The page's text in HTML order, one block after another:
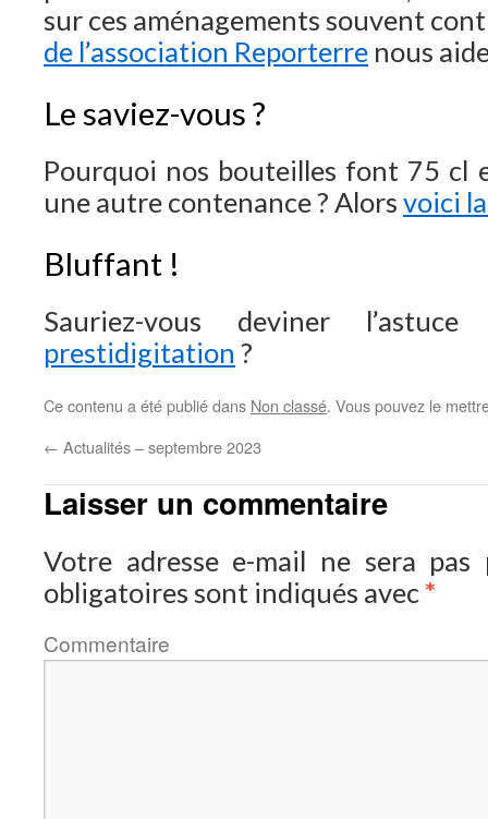
sur ces aménagements souvent
de l’association Reporterre nous
Le saviez-vous ?
Pourquoi nos bouteilles font 75 cl
une autre contenance ? Alors voici
Bluffant !
Sauriez-vous deviner
prestidigitation ?
Ce contenu a été publié dans Non classé. Vous pouvez le
← Actualités – septembre 2023
Laisser un commentaire
Votre adresse e-mail ne sera pas
obligatoires sont indiqués avec*